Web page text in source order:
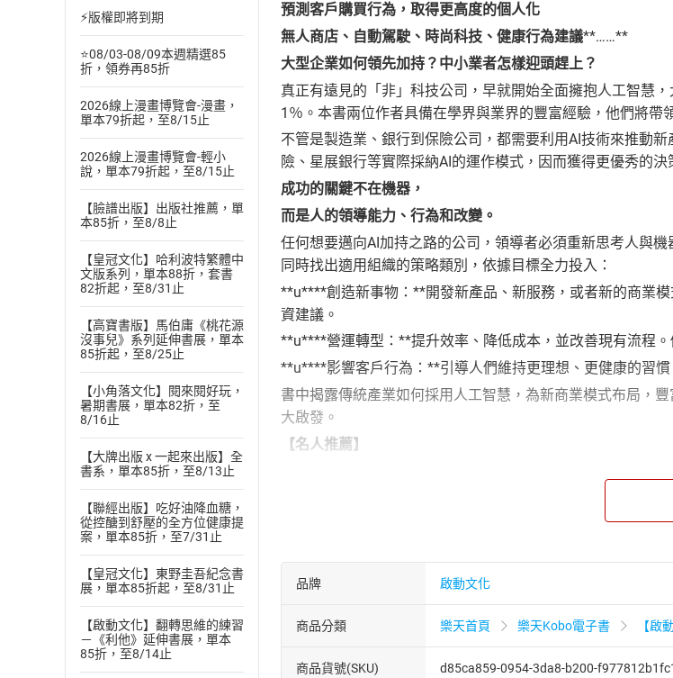
⚡版權即將到期
⭐08/03-08/09本週精選85
折，領券再85折
2026線上漫畫博覽會-漫畫，
單本79折起，至8/15止
2026線上漫畫博覽會-輕小
說，單本79折起，至8/15止
【臉譜出版】出版社推薦，單
本85折，至8/8止
【皇冠文化】哈利波特繁體中
文版系列，單本88折，套書
82折起，至8/31止
【高寶書版】馬伯庸《桃花源
沒事兒》系列延伸書展，單本
85折起，至8/25止
【小角落文化】閱來閱好玩，
暑期書展，單本82折，至
8/16止
【大牌出版 x 一起來出版】全
書系，單本85折，至8/13止
【聯經出版】吃好油降血糖，
從控醣到舒壓的全方位健康提
案，單本85折，至7/31止
【皇冠文化】東野圭吾紀念書
展，單本85折起，至8/31止
【啟動文化】翻轉思維的練習
－《利他》延伸書展，單本
85折，至8/14止
預測客戶購買行為，取得更高度的個人化
無人商店、自動駕駛、時尚科技、健康行為建議**……**
大型企業如何領先加持？中小業者怎樣迎頭趕上？
真正有遠見的「非」科技公司，早就開始全面擁抱人工智慧
1％。本書兩位作者具備在學界與業界的豐富經驗，他們將
不管是製造業、銀行到保險公司，都需要利用AI技術來推動
險、星展銀行等實際採納AI的運作模式，因而獲得更優秀的
成功的關鍵不在機器，
而是人的領導能力、行為和改變。
任何想要邁向AI加持之路的公司，領導者必須重新思考人與
同時找出適用組織的策略類別，依據目標全力投入：
**u****創造新事物：**開發新產品、新服務，或者新的商業
資建議。
**u****營運轉型：**提升效率、降低成本，並改善現有流程
**u****影響客戶行為：**引導人們維持更理想、更健康的習
書中揭露傳統產業如何採用人工智慧，為新商業模式布局，
大啟發。
【名人推薦】
「大多數組織僅僅觸及人工智慧的表面，若想了解如何將人
「人工智慧是當今最具變革性的技術，積極利用它的公司將
「人工智慧最易融入新創公司的策略和實踐中，這些公司將
組織能力，才能獲取人工智慧帶來的效益，而這是不可或缺
長兼執行長
品牌 啟動文化
商品分類 樂天首頁 樂天Kobo電子書 【啟
商品貨號(SKU) d85ca859-0954-3da8-b200-